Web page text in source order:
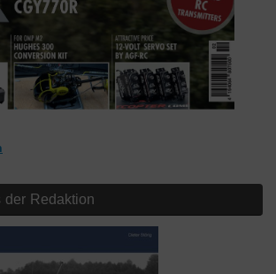
Redaktion